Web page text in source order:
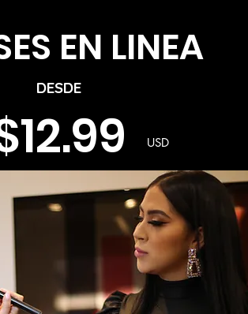
EN LINEA
DESDE
USD